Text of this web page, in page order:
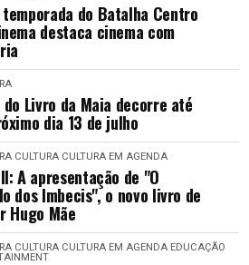
temporada do Batalha Centro
destaca cinema com
do Livro da Maia decorre até
dia 13 de julho
CULTURA CULTURA EM AGENDA
A apresentação de "O
dos Imbecis", o novo livro de
Hugo Mãe
CULTURA CULTURA EM AGENDA EDUCAÇÃO